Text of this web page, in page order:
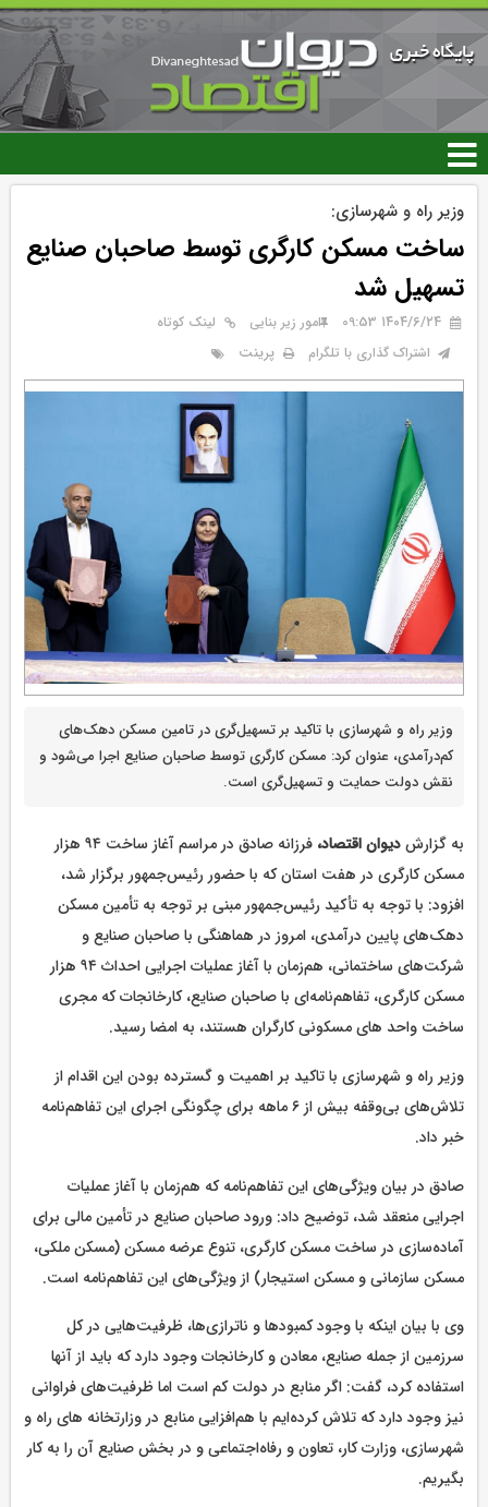
رفتن
محتوای
اصلی
وزیر راه و شهرسازی:
ساخت مسکن کارگری توسط صاحبان صنایع
تسهیل شد
۱۴۰۴/۶/۲۴ 09:53 امور زیر بنایی
لینک کوتاه
اشتراک گذاری با تلگرام
پرینت
وزیر راه و شهرسازی با تاکید بر تسهیل‌گری در تامین مسکن دهک‌های
کم‌درآمدی، عنوان کرد: مسکن کارگری توسط صاحبان صنایع اجرا می‌شود و
نقش دولت حمایت و تسهیل‌گری است.
به گزارشدیوان اقتصاد،
فرزانه صادق در مراسم آغاز ساخت ۹۴ هزار
مسکن کارگری در هفت استان که با حضور رئیس‌جمهور برگزار شد،
افزود: با توجه به تأکید رئیس‌جمهور مبنی بر توجه به تأمین مسکن
دهک‌های پایین درآمدی، امروز در هماهنگی با صاحبان صنایع و
شرکت‌های ساختمانی، هم‌زمان با آغاز عملیات اجرایی احداث ۹۴ هزار
مسکن کارگری، تفاهم‌نامه‌ای با صاحبان صنایع، کارخانجات که مجری
ساخت واحد های مسکونی کارگران هستند، به امضا رسید.
وزیر راه و شهرسازی با تاکید بر اهمیت و گسترده بودن این اقدام از
تلاش‌های بی‌وقفه بیش از ۶ ماهه برای چگونگی اجرای این تفاهم‌نامه
خبر داد.
صادق در بیان ویژگی‌های این تفاهم‌نامه که هم‌زمان با آغاز عملیات
اجرایی منعقد شد، توضیح داد: ورود صاحبان صنایع در تأمین مالی برای
آماده‌سازی در ساخت مسکن کارگری، تنوع عرضه مسکن (مسکن ملکی،
مسکن سازمانی و مسکن استیجار) از ویژگی‌های این تفاهم‌نامه است.
وی با بیان اینکه با وجود کمبودها و ناترازی‌ها، ظرفیت‌هایی در کل
سرزمین از جمله صنایع، معادن و کارخانجات وجود دارد که باید از آنها
استفاده کرد، گفت: اگر منابع در دولت کم است اما ظرفیت‌های فراوانی
نیز وجود دارد که تلاش کرده‌ایم با هم‌افزایی منابع در وزارتخانه های راه و
شهرسازی، وزارت کار، تعاون و رفاه‌اجتماعی و در بخش صنایع آن را به کار
بگیریم.